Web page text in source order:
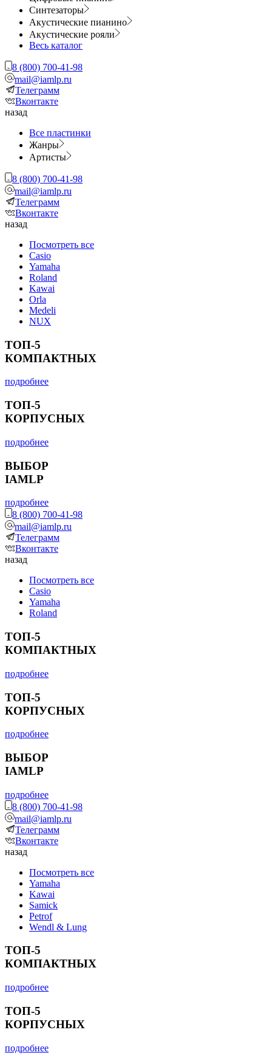
Синтезаторы
Акустические пианино
Акустические рояли
Весь каталог
8 (800) 700-41-98
mail@iamlp.ru
Телеграмм
Вконтакте
назад
Все пластинки
Жанры
Артисты
8 (800) 700-41-98
mail@iamlp.ru
Телеграмм
Вконтакте
назад
Посмотреть все
Casio
Yamaha
Roland
Kawai
Orla
Medeli
NUX
ТОП-5
КОМПАКТНЫХ
подробнее
ТОП-5
КОРПУСНЫХ
подробнее
ВЫБОР
IAMLP
подробнее
8 (800) 700-41-98
mail@iamlp.ru
Телеграмм
Вконтакте
назад
Посмотреть все
Casio
Yamaha
Roland
ТОП-5
КОМПАКТНЫХ
подробнее
ТОП-5
КОРПУСНЫХ
подробнее
ВЫБОР
IAMLP
подробнее
8 (800) 700-41-98
mail@iamlp.ru
Телеграмм
Вконтакте
назад
Посмотреть все
Yamaha
Kawai
Samick
Petrof
Wendl & Lung
ТОП-5
КОМПАКТНЫХ
подробнее
ТОП-5
КОРПУСНЫХ
подробнее